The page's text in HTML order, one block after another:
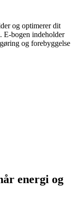
og optimerer dit
E-bogen indeholder
og forebyggelse
energi og